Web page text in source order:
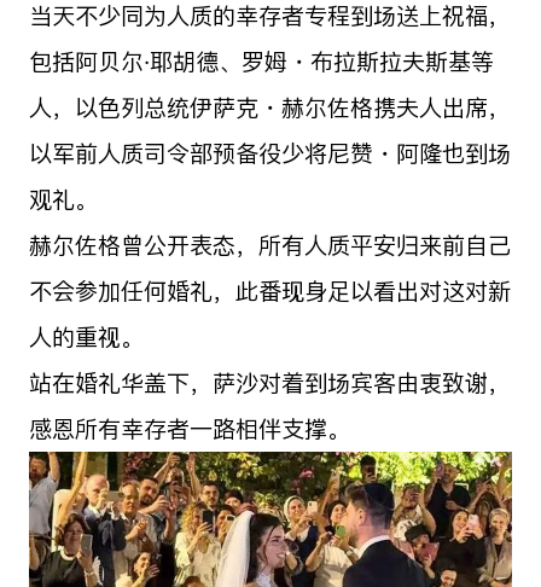
当天不少同为人质的幸存者专程到场送上祝福，
包括阿贝尔·耶胡德、罗姆・布拉斯拉夫斯基等
人，以色列总统伊萨克・赫尔佐格携夫人出席，
以军前人质司令部预备役少将尼赞・阿隆也到场
观礼。
赫尔佐格曾公开表态，所有人质平安归来前自己
不会参加任何婚礼，此番现身足以看出对这对新
人的重视。
站在婚礼华盖下，萨沙对着到场宾客由衷致谢，
感恩所有幸存者一路相伴支撑。